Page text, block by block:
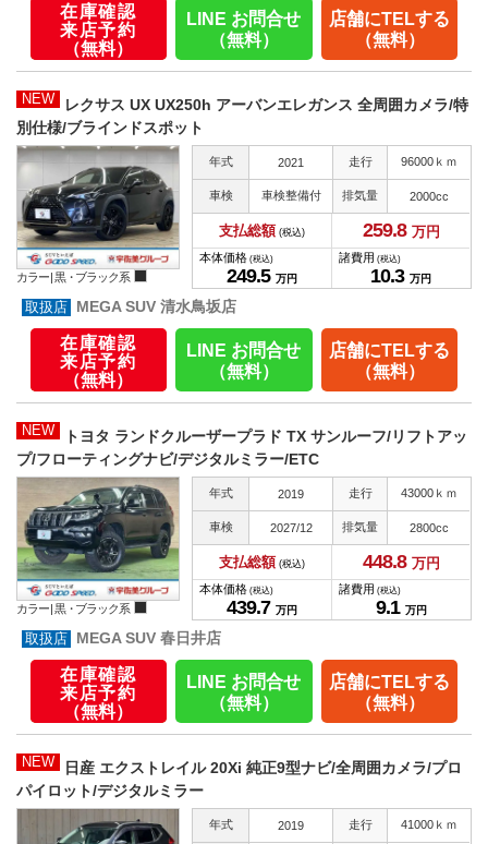
在庫確認
来店予約
（無料）
LINE お問合せ
（無料）
店舗にTELする
（無料）
NEW
レクサス UX UX250h アーバンエレガンス 全周囲カメラ/特
別仕様/ブラインドスポット
カラー |黒・ブラック系
年式 2021 走行 96000ｋｍ
車検 車検整備付 排気量 2000cc
支払総額 (税込) 259.8 万円
本体価格 (税込)
249.5 万円
諸費用 (税込)
10.3 万円
MEGA SUV 清水鳥坂店
在庫確認
来店予約
（無料）
LINE お問合せ
（無料）
店舗にTELする
（無料）
NEW
トヨタ ランドクルーザープラド TX サンルーフ/リフトアッ
プ/フローティングナビ/デジタルミラー/ETC
カラー |黒・ブラック系
年式 2019 走行 43000ｋｍ
車検 2027/12 排気量 2800cc
支払総額 (税込) 448.8 万円
本体価格 (税込)
439.7 万円
諸費用 (税込)
9.1 万円
MEGA SUV 春日井店
在庫確認
来店予約
（無料）
LINE お問合せ
（無料）
店舗にTELする
（無料）
NEW
日産 エクストレイル 20Xi 純正9型ナビ/全周囲カメラ/プロ
パイロット/デジタルミラー
年式 2019 走行 41000ｋｍ